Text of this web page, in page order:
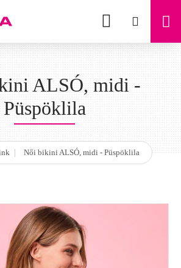
ALSÓ, midi -
Püspöklila
Női bikini ALSÓ, midi - Püspöklila